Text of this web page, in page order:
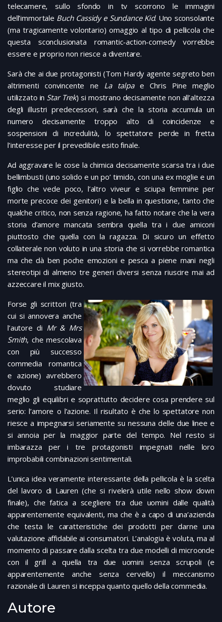
telecamere, sullo sfondo in tv scorrono le immagini
dell’immortale Buch Cassidy e Sundance Kid. Uno sconsolante
(ma tragicamente volontario) omaggio al tipo di pellicola che
questa sconclusionata romantic-action-comedy vorrebbe
essere e proprio non riesce a diventare.
Sarà che ai due protagonisti (Tom Hardy agente segreto ben
altrimenti convincente ne La talpae Chris Pine meglio
utilizzato in Star Trek) si mostrano decisamente non all’altezza
degli illustri predecessori, sarà che la storia accumula un
numero decisamente troppo alto di coincidenze e
sospensioni di incredulità, lo spettatore perde in fretta
l’interesse per il prevedibile esito finale.
Ad aggravare le cose la chimica decisamente scarsa tra i due
bellimbusti (uno solido e un po’ timido, con una ex moglie e un
figlio che vede poco, l’altro viveur e sciupa femmine per
morte precoce dei genitori) e la bella in questione, tanto che
qualche critico, non senza ragione, ha fatto notare che la vera
storia d’amore mancata sembra quella tra i due amiconi
piuttosto che quella con la ragazza. Di sicuro un effetto
collaterale non voluto in una storia che si vorrebbe romantica
ma che dà ben poche emozioni e pesca a piene mani negli
stereotipi di almeno tre generi diversi senza riuscire mai ad
azzeccare il mix giusto.
Forse gli scrittori (tra
cui si annovera anche
l’autore di Mr & Mrs
Smith, che mescolava
con più successo
commedia romantica
e azione) avrebbero
dovuto studiare
meglio gli equilibri e soprattutto decidere cosa prendere sul
serio: l’amore o l’azione. Il risultato è che lo spettatore non
riesce a impegnarsi seriamente su nessuna delle due linee e
si annoia per la maggior parte del tempo. Nel resto si
imbarazza per i tre protagonisti impegnati nelle loro
improbabili combinazioni sentimentali.
L’unica idea veramente interessante della pellicola è la scelta
del lavoro di Lauren (che si rivelerà utile nello show down
finale), che fatica a scegliere tra due uomini dalle qualità
apparentemente equivalenti, ma che è a capo di una’azienda
che testa le caratteristiche dei prodotti per darne una
valutazione affidabile ai consumatori. L’analogia è voluta, ma al
momento di passare dalla scelta tra due modelli di microonde
con il grill a quella tra due uomini senza scrupoli (e
apparentemente anche senza cervello) il meccanismo
razionale di Lauren si inceppa quanto quello della commedia.
Autore